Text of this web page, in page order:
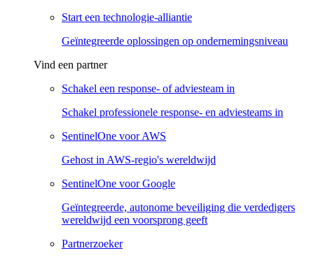
Start een technologie-alliantie
Geïntegreerde oplossingen op ondernemingsniveau
Vind een partner
Schakel een response- of adviesteam in
Schakel professionele response- en adviesteams in
SentinelOne voor AWS
Gehost in AWS-regio's wereldwijd
SentinelOne voor Google
Geïntegreerde, autonome beveiliging die verdedigers
wereldwijd een voorsprong geeft
Partnerzoeker